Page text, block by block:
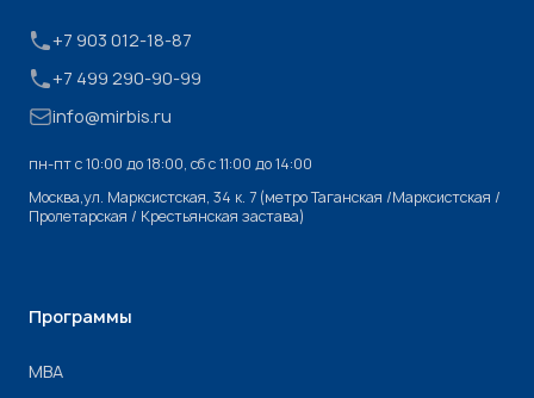
+7 903 012-18-87
+7 499 290-90-99
info@mirbis.ru
пн-пт с 10:00 до 18:00, cб с 11:00 до 14:00
Москва,ул. Марксистская, 34 к. 7 (метро Таганская /Марксистская /
Пролетарская / Крестьянская застава)
Программы
МВА